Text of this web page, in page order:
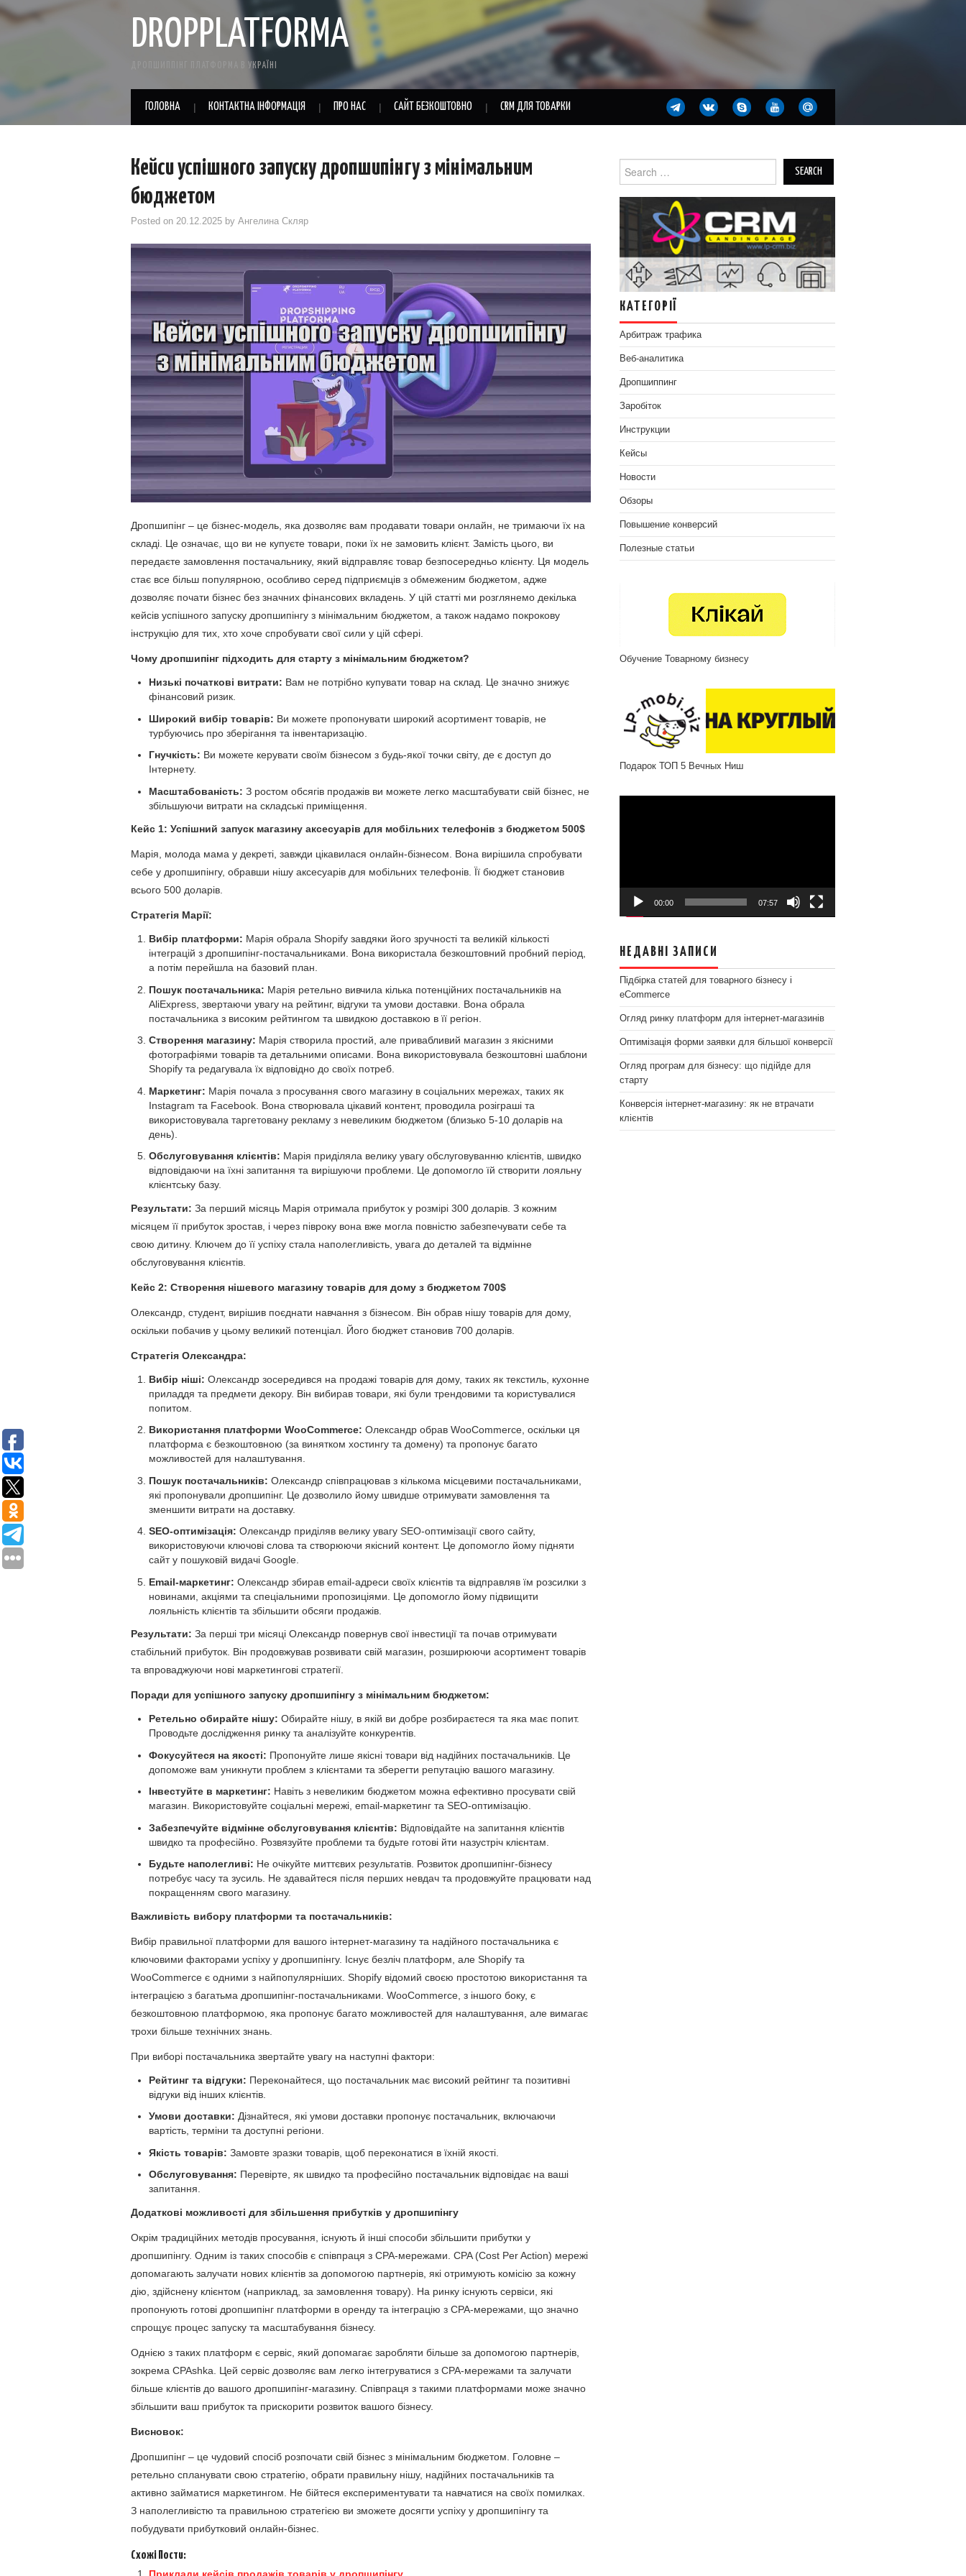
DROPPLATFORMA
ДРОПШИППІНГ ПЛАТФОРМА В УКРАЇНІ
ГОЛОВНА КОНТАКТНА ІНФОРМАЦІЯ ПРО НАС САЙТ БЕЗКОШТОВНО CRM ДЛЯ ТОВАРКИ
Кейси успішного запуску дропшипінгу з мінімальним
бюджетом
Posted on 20.12.2025 by Ангелина Скляр
Дропшипінг – це бізнес-модель, яка дозволяє вам продавати товари онлайн, не тримаючи їх на
складі. Це означає, що ви не купуєте товари, поки їх не замовить клієнт. Замість цього, ви
передаєте замовлення постачальнику, який відправляє товар безпосередньо клієнту. Ця модель
стає все більш популярною, особливо серед підприємців з обмеженим бюджетом, адже
дозволяє почати бізнес без значних фінансових вкладень. У цій статті ми розглянемо декілька
кейсів успішного запуску дропшипінгу з мінімальним бюджетом, а також надамо покрокову
інструкцію для тих, хто хоче спробувати свої сили у цій сфері.
Чому дропшипінг підходить для старту з мінімальним бюджетом?
Низькі початкові витрати: Вам не потрібно купувати товар на склад. Це значно знижує
фінансовий ризик.
Широкий вибір товарів: Ви можете пропонувати широкий асортимент товарів, не
турбуючись про зберігання та інвентаризацію.
Гнучкість: Ви можете керувати своїм бізнесом з будь-якої точки світу, де є доступ до
Інтернету.
Масштабованість: З ростом обсягів продажів ви можете легко масштабувати свій бізнес, не
збільшуючи витрати на складські приміщення.
Кейс 1: Успішний запуск магазину аксесуарів для мобільних телефонів з бюджетом 500$
Марія, молода мама у декреті, завжди цікавилася онлайн-бізнесом. Вона вирішила спробувати
себе у дропшипінгу, обравши нішу аксесуарів для мобільних телефонів. Її бюджет становив
всього 500 доларів.
Стратегія Марії:
Вибір платформи: Марія обрала Shopify завдяки його зручності та великій кількості
інтеграцій з дропшипінг-постачальниками. Вона використала безкоштовний пробний період,
а потім перейшла на базовий план.
Пошук постачальника: Марія ретельно вивчила кілька потенційних постачальників на
AliExpress, звертаючи увагу на рейтинг, відгуки та умови доставки. Вона обрала
постачальника з високим рейтингом та швидкою доставкою в її регіон.
Створення магазину: Марія створила простий, але привабливий магазин з якісними
фотографіями товарів та детальними описами. Вона використовувала безкоштовні шаблони
Shopify та редагувала їх відповідно до своїх потреб.
Маркетинг: Марія почала з просування свого магазину в соціальних мережах, таких як
Instagram та Facebook. Вона створювала цікавий контент, проводила розіграші та
використовувала таргетовану рекламу з невеликим бюджетом (близько 5-10 доларів на
день).
Обслуговування клієнтів: Марія приділяла велику увагу обслуговуванню клієнтів, швидко
відповідаючи на їхні запитання та вирішуючи проблеми. Це допомогло їй створити лояльну
клієнтську базу.
Результати: За перший місяць Марія отримала прибуток у розмірі 300 доларів. З кожним
місяцем її прибуток зростав, і через півроку вона вже могла повністю забезпечувати себе та
свою дитину. Ключем до її успіху стала наполегливість, увага до деталей та відмінне
обслуговування клієнтів.
Кейс 2: Створення нішевого магазину товарів для дому з бюджетом 700$
Олександр, студент, вирішив поєднати навчання з бізнесом. Він обрав нішу товарів для дому,
оскільки побачив у цьому великий потенціал. Його бюджет становив 700 доларів.
Стратегія Олександра:
Вибір ніші: Олександр зосередився на продажі товарів для дому, таких як текстиль, кухонне
приладдя та предмети декору. Він вибирав товари, які були трендовими та користувалися
попитом.
Використання платформи WooCommerce: Олександр обрав WooCommerce, оскільки ця
платформа є безкоштовною (за винятком хостингу та домену) та пропонує багато
можливостей для налаштування.
Пошук постачальників: Олександр співпрацював з кількома місцевими постачальниками,
які пропонували дропшипінг. Це дозволило йому швидше отримувати замовлення та
зменшити витрати на доставку.
SEO-оптимізація: Олександр приділяв велику увагу SEO-оптимізації свого сайту,
використовуючи ключові слова та створюючи якісний контент. Це допомогло йому підняти
сайт у пошуковій видачі Google.
Email-маркетинг: Олександр збирав email-адреси своїх клієнтів та відправляв їм розсилки з
новинами, акціями та спеціальними пропозиціями. Це допомогло йому підвищити
лояльність клієнтів та збільшити обсяги продажів.
Результати: За перші три місяці Олександр повернув свої інвестиції та почав отримувати
стабільний прибуток. Він продовжував розвивати свій магазин, розширюючи асортимент товарів
та впроваджуючи нові маркетингові стратегії.
Поради для успішного запуску дропшипінгу з мінімальним бюджетом:
Ретельно обирайте нішу: Обирайте нішу, в якій ви добре розбираєтеся та яка має попит.
Проводьте дослідження ринку та аналізуйте конкурентів.
Фокусуйтеся на якості: Пропонуйте лише якісні товари від надійних постачальників. Це
допоможе вам уникнути проблем з клієнтами та зберегти репутацію вашого магазину.
Інвестуйте в маркетинг: Навіть з невеликим бюджетом можна ефективно просувати свій
магазин. Використовуйте соціальні мережі, email-маркетинг та SEO-оптимізацію.
Забезпечуйте відмінне обслуговування клієнтів: Відповідайте на запитання клієнтів
швидко та професійно. Розвязуйте проблеми та будьте готові йти назустріч клієнтам.
Будьте наполегливі: Не очікуйте миттєвих результатів. Розвиток дропшипінг-бізнесу
потребує часу та зусиль. Не здавайтеся після перших невдач та продовжуйте працювати над
покращенням свого магазину.
Важливість вибору платформи та постачальників:
Вибір правильної платформи для вашого інтернет-магазину та надійного постачальника є
ключовими факторами успіху у дропшипінгу. Існує безліч платформ, але Shopify та
WooCommerce є одними з найпопулярніших. Shopify відомий своєю простотою використання та
інтеграцією з багатьма дропшипінг-постачальниками. WooCommerce, з іншого боку, є
безкоштовною платформою, яка пропонує багато можливостей для налаштування, але вимагає
трохи більше технічних знань.
При виборі постачальника звертайте увагу на наступні фактори:
Рейтинг та відгуки: Переконайтеся, що постачальник має високий рейтинг та позитивні
відгуки від інших клієнтів.
Умови доставки: Дізнайтеся, які умови доставки пропонує постачальник, включаючи
вартість, терміни та доступні регіони.
Якість товарів: Замовте зразки товарів, щоб переконатися в їхній якості.
Обслуговування: Перевірте, як швидко та професійно постачальник відповідає на ваші
запитання.
Додаткові можливості для збільшення прибутків у дропшипінгу
Окрім традиційних методів просування, існують й інші способи збільшити прибутки у
дропшипінгу. Одним із таких способів є співпраця з CPA-мережами. CPA (Cost Per Action) мережі
допомагають залучати нових клієнтів за допомогою партнерів, які отримують комісію за кожну
дію, здійснену клієнтом (наприклад, за замовлення товару). На ринку існують сервіси, які
пропонують готові дропшипінг платформи в оренду та інтеграцію з CPA-мережами, що значно
спрощує процес запуску та масштабування бізнесу.
Однією з таких платформ є сервіс, який допомагає заробляти більше за допомогою партнерів,
зокрема CPAshka. Цей сервіс дозволяє вам легко інтегруватися з CPA-мережами та залучати
більше клієнтів до вашого дропшипінг-магазину. Співпраця з такими платформами може значно
збільшити ваш прибуток та прискорити розвиток вашого бізнесу.
Висновок:
Дропшипінг – це чудовий спосіб розпочати свій бізнес з мінімальним бюджетом. Головне –
ретельно спланувати свою стратегію, обрати правильну нішу, надійних постачальників та
активно займатися маркетингом. Не бійтеся експериментувати та навчатися на своїх помилках.
З наполегливістю та правильною стратегією ви зможете досягти успіху у дропшипінгу та
побудувати прибутковий онлайн-бізнес.
Схожі Пости:
Приклади кейсів продажів товарів у дропшипінгу
for:
КАТЕГОРІЇ
Арбитраж трафика
Веб-аналитика
Дропшиппинг
Заробіток
Инструкции
Кейсы
Новости
Обзоры
Повышение конверсий
Полезные статьи
Обучение Товарному бизнесу
Подарок ТОП 5 Вечных Ниш
00:00 07:57
НЕДАВНІ ЗАПИСИ
Підбірка статей для товарного бізнесу і
eCommerce
Огляд ринку платформ для інтернет-магазинів
Оптимізація форми заявки для більшої конверсії
Огляд програм для бізнесу: що підійде для
старту
Конверсія інтернет-магазину: як не втрачати
клієнтів